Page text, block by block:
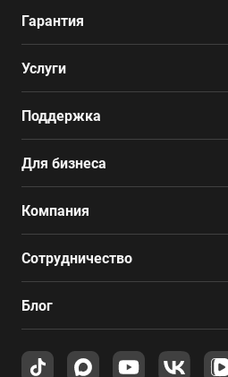
Гарантия
Услуги
Поддержка
Для бизнеса
Компания
Сотрудничество
Блог